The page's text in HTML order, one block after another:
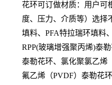
花环可订做材质：用户可
度、压力、介质等）选择
填料、PFA特拉瑞环填料
RPP(玻璃增强聚丙烯)泰
泰勒花环、氯化聚氯乙烯
氟乙烯（PVDF）泰勒花